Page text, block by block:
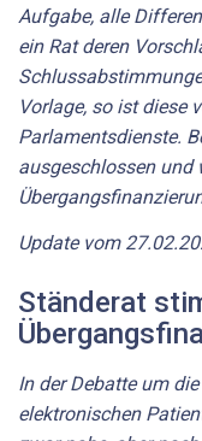
Aufgabe, alle
ein Rat deren
Vorlage, so ist diese
Parlamentsdienste.
ausgeschlossen und
Update vom
Ständerat
In der Debatte um
elektronischen